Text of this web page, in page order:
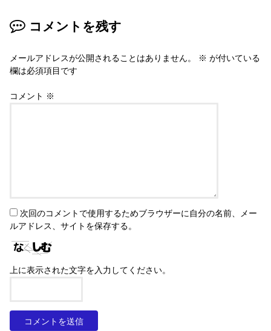
コメントを残す
メールアドレスが公開されることはありません。 ※ が付いている
欄は必須項目です
コメント ※
次回のコメントで使用するためブラウザーに自分の名前、メー
ルアドレス、サイトを保存する。
上に表示された文字を入力してください。